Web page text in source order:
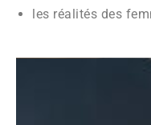
les réalités des